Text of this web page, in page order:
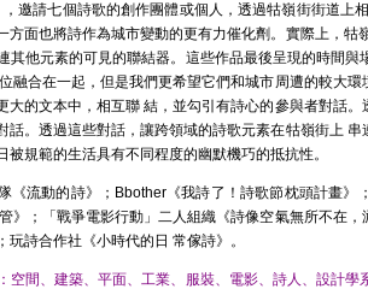
邀請七個詩歌的創作團體或個人，透過牯嶺街街道上
方面也將詩作為城市變動的更有力催化劑。實際上，
其他元素的可見的聯結器。這些作品最後呈現的時間
融合在一起，但是我們更希望它們和城市周遭的較大
大的文本中，相互聯 結，並勾引有詩心的參與者對話
話。透過這些對話，讓跨領域的詩歌元素在牯嶺街上
被規範的生活具有不同程度的幽默機巧的抵抗性。
《流動的詩》；Bbother《我詩了！詩歌節枕頭計畫
》；「戰爭電影行動」二人組織《詩像空氣無所不在
玩詩合作社《小時代的日 常傢詩》。
空間、建築、平面、工業、服裝、電影、詩人、設計